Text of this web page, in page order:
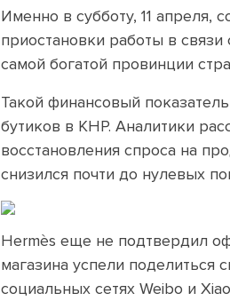
Именно в субботу, 11 апреля,
приостановки работы в
самой богатой провинции
Такой финансовый
бутиков в КНР. Аналитики
восстановления спроса на
снизился почти до нулевых
Hermès еще не подтвердил
магазина успели поделиться
социальных сетях Weibo и